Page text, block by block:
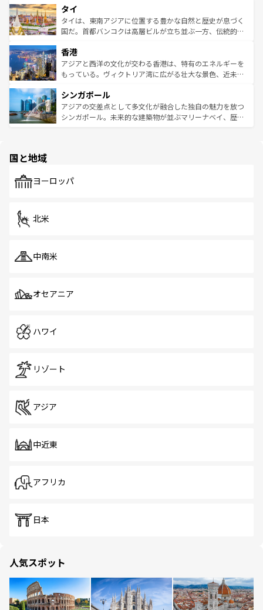
リティに包まれながら、韓国の多彩な魅力を心ゆくまで味
わってみてほしい。 なお、新着の韓国情報はコンテンツ一
覧を参照してほしい。
急速な発展と共に伝統が息づく。ハノイの古い町並みやホ
ーチミン市のフランス統治時代の建物も、独特の雰囲気を
醸し出している。また、バラエティの豊かさとおいしさで
とつ。フォーやバインミー、ベトナムコーヒーなどは、ぜ
ひ現地で味わいたい。どの地域を訪れてもあたたかい人々
が旅行者を迎えてくれるので、きっと忘れられない旅にな
参照してほしい。
タイ
タイは、東南アジアに位置する豊かな自然と歴史が息づく
国だ。首都バンコクは高層ビルが立ち並ぶ一方、伝統的な
の活気が交差している。北部ではチェンマイなどの山岳地
帯で自然と触れ合い、南部ではプーケットやクラビの美し
いビーチでリゾート気分を楽しむことができる。タイ料理
激する。気候は一年中温暖で、どの季節にも異なる楽しみ
が待っている。親しみやすいタイの人々、仏教を中心とし
た文化、そして多様な観光資源が、訪れる旅人を魅了し続
香港
アジアと西洋の文化が交わる香港は、特有のエネルギーを
もっている。ヴィクトリア湾に広がる壮大な景色、近未来
み、どこを訪れても感動するはず。観光スポットが密集し
ており、効率よく見どころを回れるのも魅力。息をのむよ
うな絶景から文化的な体験まで、香港を存分に楽しみ尽く
シンガポール
アジアの交差点として多文化が融合した独自の魅力を放つ
シンガポール。未来的な建築物が並ぶマリーナベイ、歴史
で、ホーカーズは地元の風情を楽しめる外せないスポット
国と地域
ヨーロッパ
北米
中南米
オセアニア
ハワイ
リゾート
アジア
中近東
アフリカ
日本
人気スポット